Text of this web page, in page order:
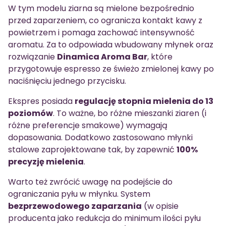
W tym modelu ziarna są mielone bezpośrednio
przed zaparzeniem, co ogranicza kontakt kawy z
powietrzem i pomaga zachować intensywność
aromatu. Za to odpowiada wbudowany młynek oraz
rozwiązanie Dinamica Aroma Bar, które
przygotowuje espresso ze świeżo zmielonej kawy po
naciśnięciu jednego przycisku.
Ekspres posiada regulację stopnia mielenia do 13
poziomów. To ważne, bo różne mieszanki ziaren (i
różne preferencje smakowe) wymagają
dopasowania. Dodatkowo zastosowano młynki
stalowe zaprojektowane tak, by zapewnić 100%
precyzję mielenia.
Warto też zwrócić uwagę na podejście do
ograniczania pyłu w młynku. System
bezprzewodowego zaparzania (w opisie
producenta jako redukcja do minimum ilości pyłu